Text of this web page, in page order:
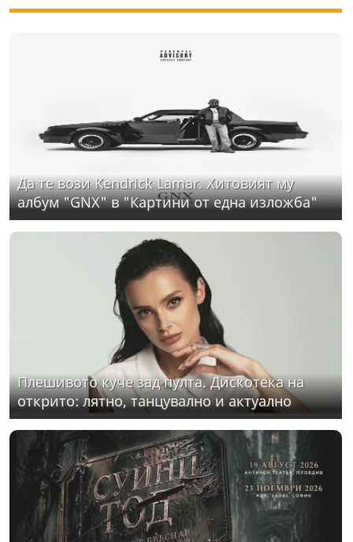
Да те вози Kendrick Lamar. Хитовият му
албум "GNX" в "Картини от една изложба"
Плешивото куче зад пулта. Дискотека на
открито: лятно, танцувално и актуално